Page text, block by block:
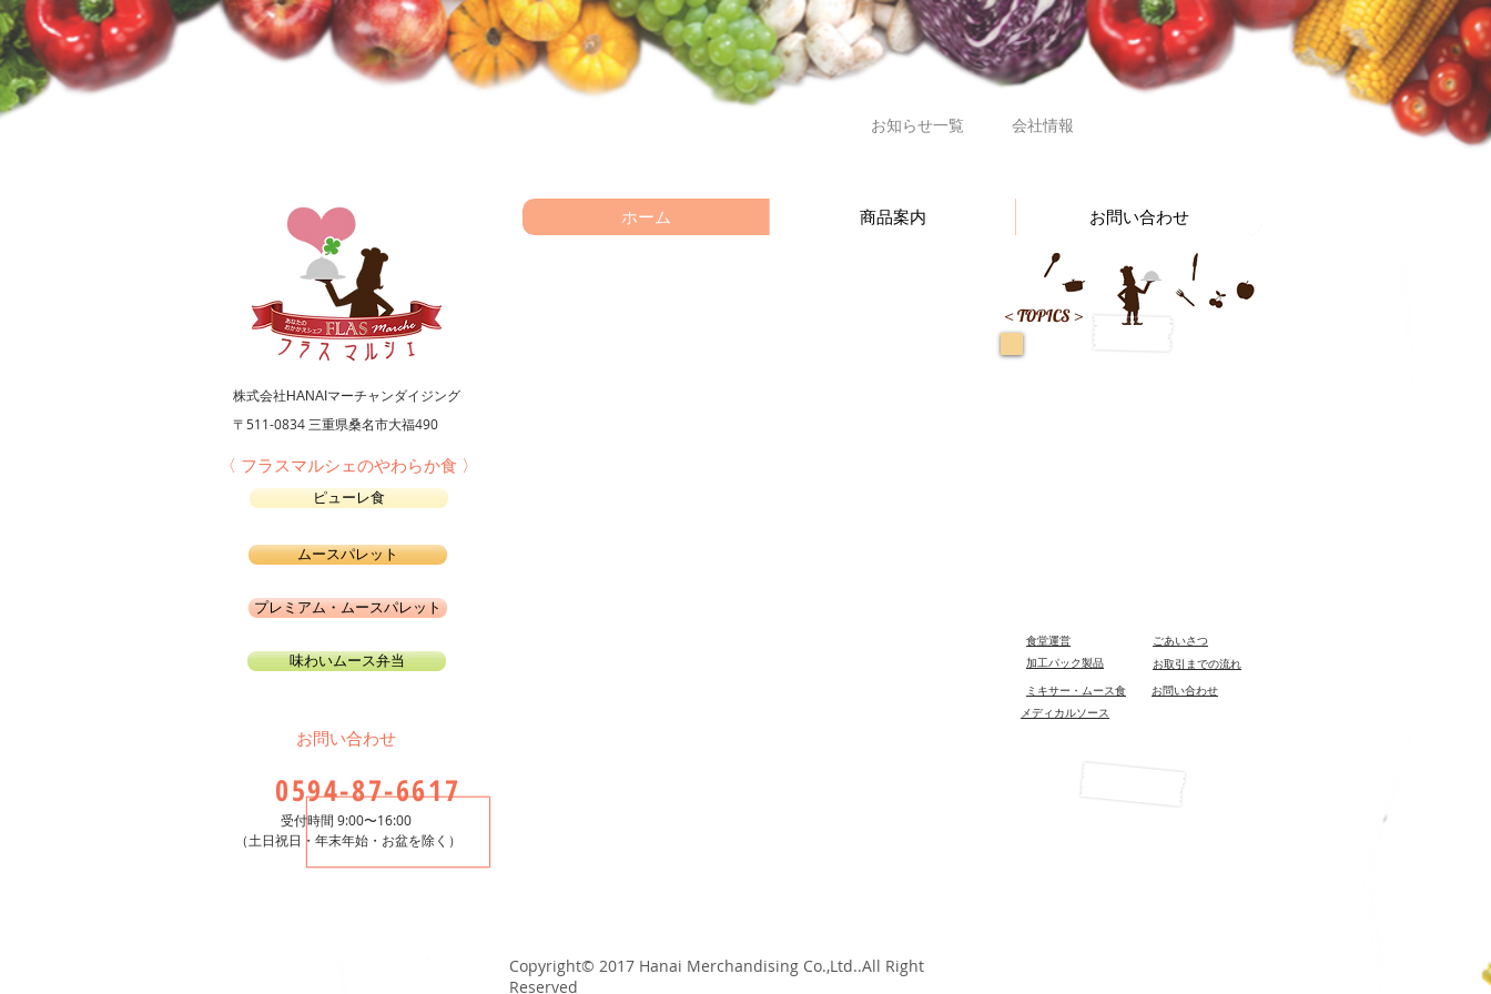
お知らせ一覧 会社情報
株式会社HANAIマーチャンダイジング
〒511-0834 三重県桑名市大福490
ピューレ食
ムースパレット
プレミアム・ムースパレット
味わいムース弁当
​お問い合わせ
0594-87-6617
受付時間 9:00〜16:00
​（土日祝日・年末年始・お盆を除く）
〈 フラスマルシェの​やわらか食 〉
ホーム 商品案内 お問い合わせ
＜TOPICS＞
加工パック製品
食堂運営
ミキサー・ムース食
メディカルソース
ごあいさつ
お取引までの流れ
お問い合わせ
Copyright© 2017 Hanai Merchandising Co.,Ltd..All Right
Reserved